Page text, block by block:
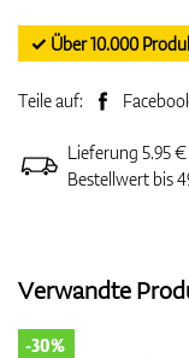
✓ Über 10.000
Teile auf:
Lieferung 5.95 €
Bestellwert bis
Verwandte
-30%